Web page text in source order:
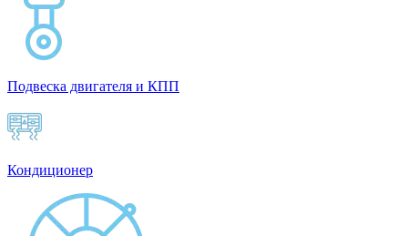
Подвеска двигателя и КПП
Кондиционер